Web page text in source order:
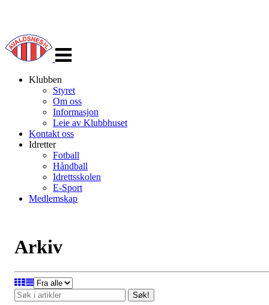
navigasjon
Klubben
Styret
Om oss
Informasjon
Leie av Klubbhuset
Kontakt oss
Idretter
Fotball
Håndball
Idrettsskolen
E-Sport
Medlemskap
Arkiv
Søk!